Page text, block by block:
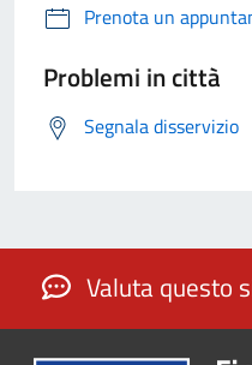
Prenota un
Problemi in città
Segnala disservizio
Valuta questo